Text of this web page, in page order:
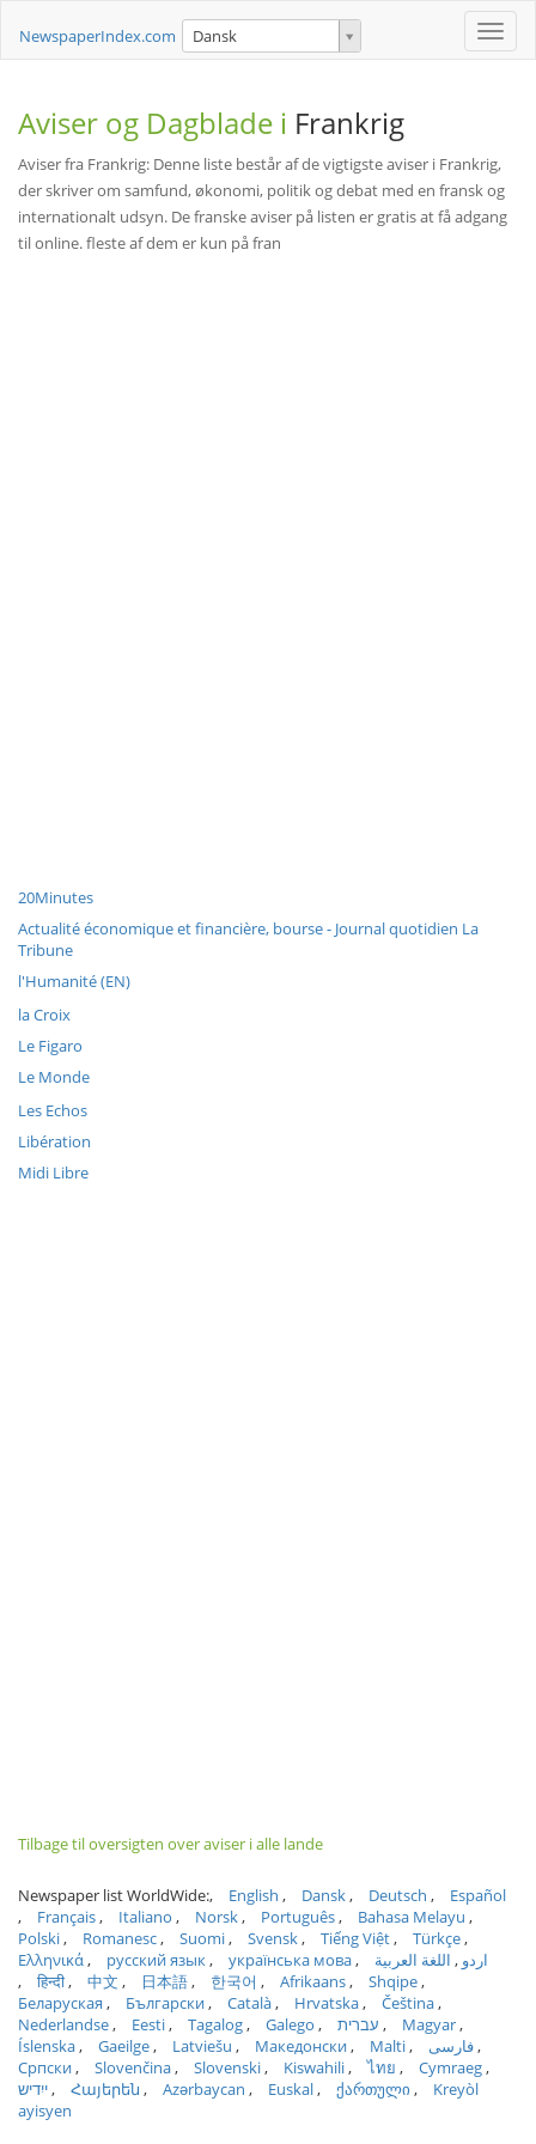
Toggle
NewspaperIndex.com Dansk
Aviser og Dagblade i Frankrig
Aviser fra Frankrig: Denne liste består af de vigtigste aviser i Frankrig,
der skriver om samfund, økonomi, politik og debat med en fransk og
internationalt udsyn. De franske aviser på listen er gratis at få adgang
til online. fleste af dem er kun på fran
20Minutes
Actualité économique et financière, bourse - Journal quotidien La
Tribune
l'Humanité (EN)
la Croix
Le Figaro
Le Monde
Les Echos
Libération
Midi Libre
Tilbage til oversigten over aviser i alle lande
Newspaper list WorldWide: English Dansk Deutsch
Español
Français
Italiano Norsk Português
Bahasa Melayu
Polski
Romanesc Suomi Svensk Tiếng Việt
Türkçe
Ελληνικά
русский язык українська мова اردو
اللغة العربية
हिन्दी
中文 日本語 한국어 Afrikaans
Shqipe
Беларуская
Български Català Hrvatska
Čeština
Nederlandse
Eesti Tagalog Galego עברית
Magyar
Íslenska
Gaeilge Latviešu Македонски Malti
فارسی
Српски
Slovenčina Slovenski Kiswahili ไทย
Cymraeg
ייִדיש
Հայերեն Azərbaycan Euskal ქართული
Kreyòl
ayisyen